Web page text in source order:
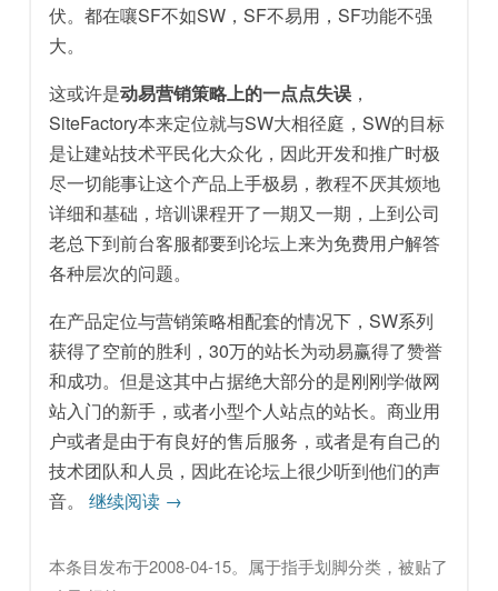
伏。都在嚷SF不如SW，SF不易用，SF功能不强
大。
这或许是动易营销策略上的一点点失误 ，
SiteFactory本来定位就与SW大相径庭，SW的目标
是让建站技术平民化大众化，因此开发和推广时极
尽一切能事让这个产品上手极易，教程不厌其烦地
详细和基础，培训课程开了一期又一期，上到公司
老总下到前台客服都要到论坛上来为免费用户解答
各种层次的问题。
在产品定位与营销策略相配套的情况下，SW系列
获得了空前的胜利，30万的站长为动易赢得了赞誉
和成功。但是这其中占据绝大部分的是刚刚学做网
站入门的新手，或者小型个人站点的站长。商业用
户或者是由于有良好的售后服务，或者是有自己的
技术团队和人员，因此在论坛上很少听到他们的声
音。继续阅读 →
本条目发布于2008-04-15。属于指手划脚分类，被贴了